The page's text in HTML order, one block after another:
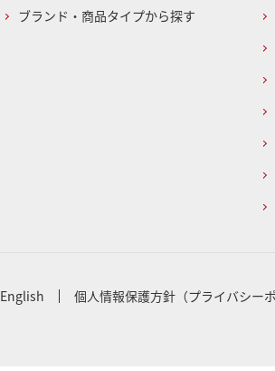
ブランド・商品タイプから探す
English 個人情報保護方針（プライバシーポ